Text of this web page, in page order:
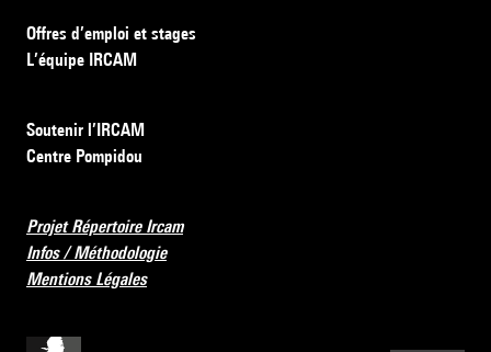
Offres d’emploi et stages
L’équipe IRCAM
Soutenir l’IRCAM
Centre Pompidou
Projet Répertoire Ircam
Infos / Méthodologie
Mentions Légales